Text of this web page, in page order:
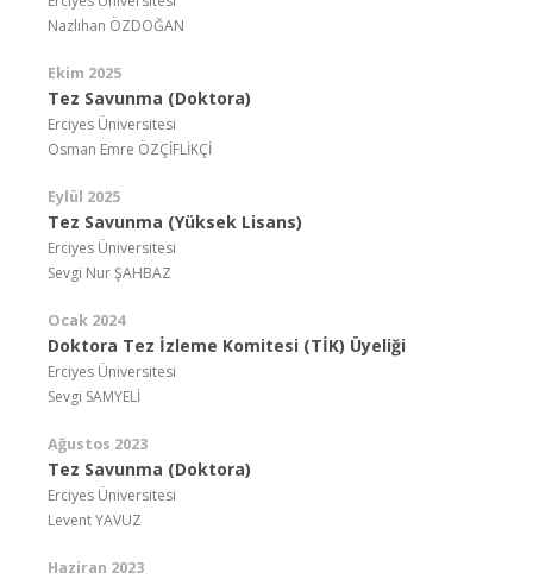
Nazlıhan ÖZDOĞAN
Ekim 2025
Tez Savunma (Doktora)
Erciyes Üniversitesi
Osman Emre ÖZÇİFLİKÇİ
Eylül 2025
Tez Savunma (Yüksek Lisans)
Erciyes Üniversitesi
Sevgi Nur ŞAHBAZ
Ocak 2024
Doktora Tez İzleme Komitesi (TİK) Üyeliği
Erciyes Üniversitesi
Sevgi SAMYELİ
Ağustos 2023
Tez Savunma (Doktora)
Erciyes Üniversitesi
Levent YAVUZ
Haziran 2023